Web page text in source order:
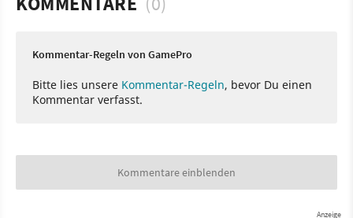
Kommentar-Regeln von GamePro
Bitte lies unsere Kommentar-Regeln, bevor Du einen
Kommentar verfasst.
Kommentare einblenden